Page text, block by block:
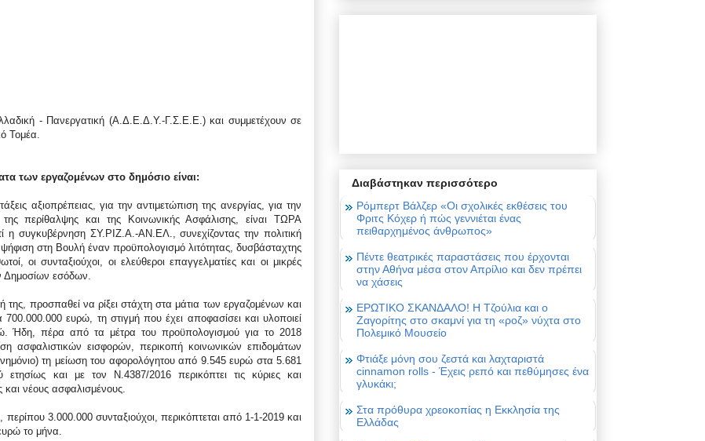
- Πανεργατική (Α.Δ.Ε.Δ.Υ.-Γ.Σ.Ε.Ε.) και συμμετέχουν σε
Τομέα.
των εργαζομένων στο δημόσιο είναι:
αξιοπρέπειας, για την αντιμετώπιση της ανεργίας, για την
περίθαλψης και της Κοινωνικής Ασφάλισης, είναι ΤΩΡΑ
η συγκυβέρνηση ΣΥ.ΡΙΖ.Α.-ΑΝ.ΕΛ., συνεχίζοντας την πολιτική
στη Βουλή έναν προϋπολογισμό λιτότητας, δυσβάσταχτης
οι συνταξιούχοι, οι ελεύθεροι επαγγελματίες και οι μικρές
Δημοσίων εσόδων.
της, προσπαθεί να ρίξει στάχτη στα μάτια των εργαζομένων και
ευρώ, τη στιγμή που έχει αποφασίσει και υλοποιεί
Ήδη, πέρα από τα μέτρα του προϋπολογισμού για το 2018
εισφορών, περικοπή κοινωνικών επιδομάτων
τη μείωση του αφορολόγητου από 9.545 ευρώ στα 5.681
και με τον Ν.4387/2016 περικόπτει τις κύριες και
και νέους ασφαλισμένους.
3.000.000 συνταξιούχοι, περικόπτεται από 1-1-2019 και
το μήνα.
Διαβάστηκαν περισσότερο
Ρόμπερτ Βάλζερ «Οι σχολικές εκθέσεις του
Φριτς Κόχερ ή πώς γεννιέται ένας
πειθαρχημένος άνθρωπος»
Πέντε θεατρικές παραστάσεις που έρχονται
στην Αθήνα μέσα στον Απρίλιο και δεν πρέπει
να χάσεις
ΕΡΩΤΙΚΟ ΣΚΑΝΔΑΛΟ! Η Τζούλια και ο
Ζαγορίτης στο σκαμνί για τη «ροζ» νύχτα στο
Πολεμικό Μουσείο
Φτιάξε μόνη σου ζεστά και λαχταριστά
cinnamon rolls - Έχεις ρεπό και πεθύμησες ένα
γλυκάκι;
Στα πρόθυρα χρεοκοπίας η Εκκλησία της
Ελλάδας